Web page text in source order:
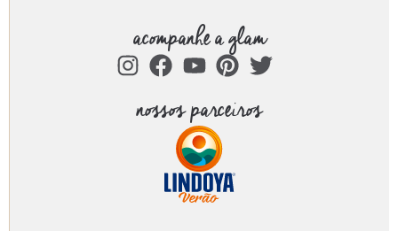
acompanhe a glam
nossos parceiros